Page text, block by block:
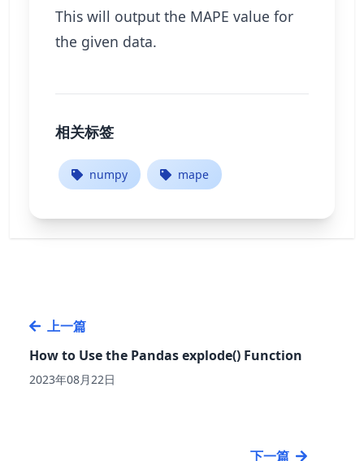
This will output the MAPE value for
the given data.
相关标签
numpy mape
上一篇
How to Use the Pandas explode() Function
2023年08月22日
下一篇